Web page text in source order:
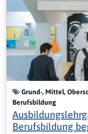
Grund-, Mittel,
Berufsbildung
Berufsbildung